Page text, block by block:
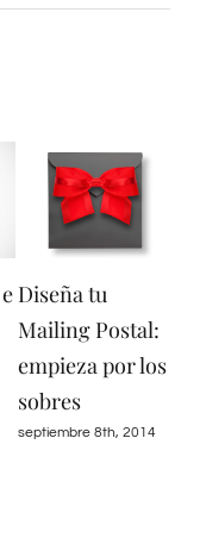
Diseña tu
Mailing Postal:
empieza por los
sobres
septiembre 8th, 2014